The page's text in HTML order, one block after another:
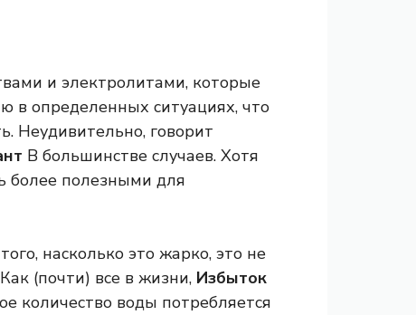
и электролитами, которые
в определенных ситуациях, что
Неудивительно, говорит
В большинстве случаев. Хотя
более полезными для
насколько это жарко, это не
(почти) все в жизни, Избыток
количество воды потребляется